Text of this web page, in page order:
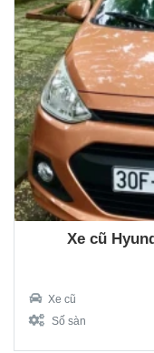
Xe cũ
Xe cũ
Số sàn